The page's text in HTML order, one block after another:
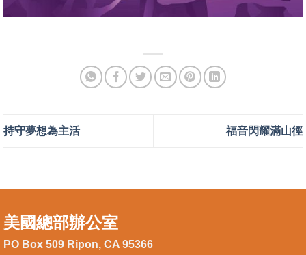
持守夢想為主活 福音閃耀滿山徑
美國總部辦公室
PO Box 509 Ripon, CA 95366